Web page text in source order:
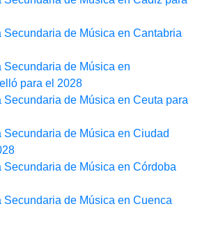
Secundaria de Música en Cantabria
Secundaria de Música en
para el 2028
Secundaria de Música en Ceuta para
Secundaria de Música en Ciudad
Secundaria de Música en Córdoba
Secundaria de Música en Cuenca